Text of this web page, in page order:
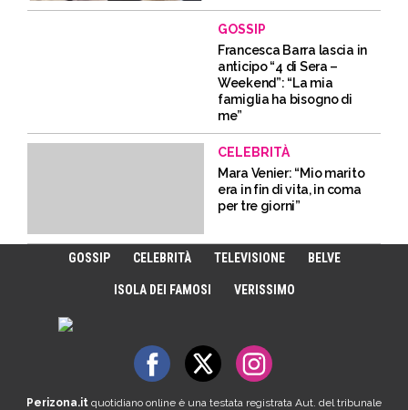
GOSSIP
Francesca Barra lascia in
anticipo “4 di Sera –
Weekend”: “La mia
famiglia ha bisogno di
me”
CELEBRITÀ
Mara Venier: “Mio marito
era in fin di vita, in coma
per tre giorni”
GOSSIP CELEBRITÀ TELEVISIONE BELVE
ISOLA DEI FAMOSI VERISSIMO
Perizona.it quotidiano online è una testata registrata Aut. del tribunale